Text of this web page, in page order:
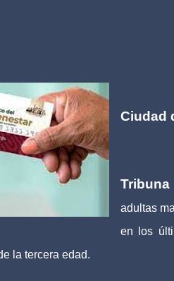
Ciudad
adultas
en los
la tercera edad.